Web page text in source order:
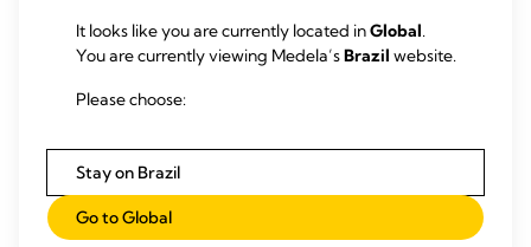
AMAMENTAÇÃO
de leite materno
It looks like you are currently located inGlobal.
You are currently viewing Medela’sBrazil website.
Please choose:
Stay on Brazil
Go to Global